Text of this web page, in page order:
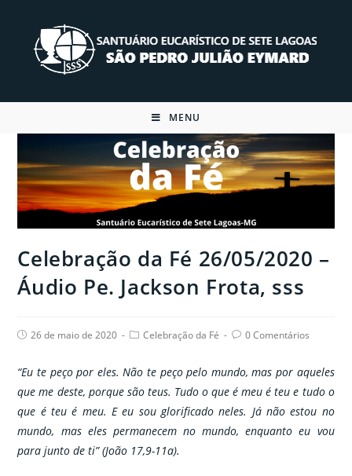
content
MENU
Celebração da Fé 26/05/2020 –
Áudio Pe. Jackson Frota, sss
Post26 de maio de 2020
PostCelebração da Fé
Post0 Comentários
“Eu te peço por eles. Não te peço pelo mundo, mas por aqueles
que me deste, porque são teus. Tudo o que é meu é teu e tudo o
que é teu é meu. E eu sou glorificado neles. Já não estou no
mundo, mas eles permanecem no mundo, enquanto eu vou
para junto de ti” (João 17,9-11a).